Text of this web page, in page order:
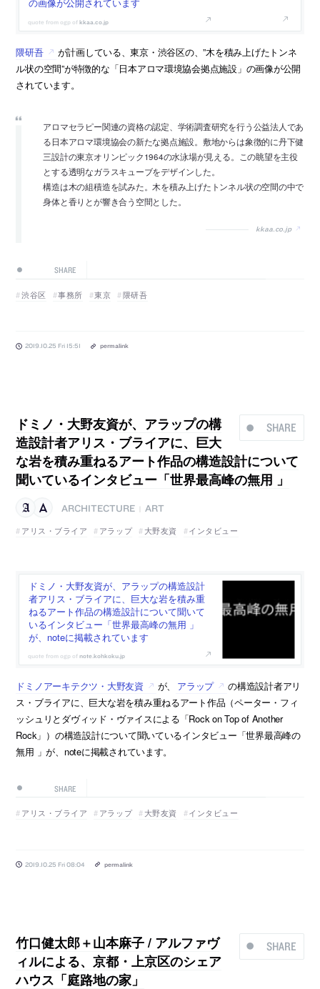
の画像が公開されています
kkaa.co.jp
隈研吾
が計画している、東京・渋谷区の、”木を積み上げたトンネ
ル状の空間”が特徴的な「日本アロマ環境協会拠点施設」の画像が公開
されています。
アロマセラピー関連の資格の認定、学術調査研究を行う公益法人であ
る日本アロマ環境協会の新たな拠点施設。敷地からは象徴的に丹下健
三設計の東京オリンピック1964の水泳場が見える。この眺望を主役
とする透明なガラスキューブをデザインした。
構造は木の組積造を試みた。木を積み上げたトンネル状の空間の中で
身体と香りとが響き合う空間とした。
kkaa.co.jp
SHARE
渋谷区 事務所 東京 隈研吾
2019.10.25 Fri 15:51 permalink
SHARE
ドミノ・大野友資が、アラップの構
造設計者アリス・ブライアに、巨大
な岩を積み重ねるアート作品の構造設計について
聞いているインタビュー「世界最高峰の無用 」
ARCHITECTURE
ART
アリス・ブライア
アラップ 大野友資 インタビュー
ドミノ・大野友資が、アラップの構造設計
者アリス・ブライアに、巨大な岩を積み重
ねるアート作品の構造設計について聞いて
いるインタビュー「世界最高峰の無用 」
が、noteに掲載されています
note.kohkoku.jp
ドミノアーキテクツ・大野友資 が、 アラップ
の構造設計者アリ
ス・ブライアに、巨大な岩を積み重ねるアート作品（ペーター・フィ
ッシュリとダヴィッド・ヴァイスによる「Rock on Top of Another
Rock」）の構造設計について聞いているインタビュー「世界最高峰の
無用 」が、noteに掲載されています。
SHARE
アリス・ブライア アラップ 大野友資 インタビュー
2019.10.25 Fri 08:04 permalink
SHARE
竹口健太郎＋山本麻子 / アルファヴ
ィルによる、京都・上京区のシェア
ハウス「庭路地の家」